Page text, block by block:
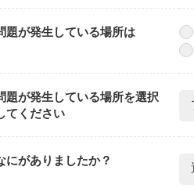
題が発生している場所は
題が発生している場所を選択
てください
にがありましたか？